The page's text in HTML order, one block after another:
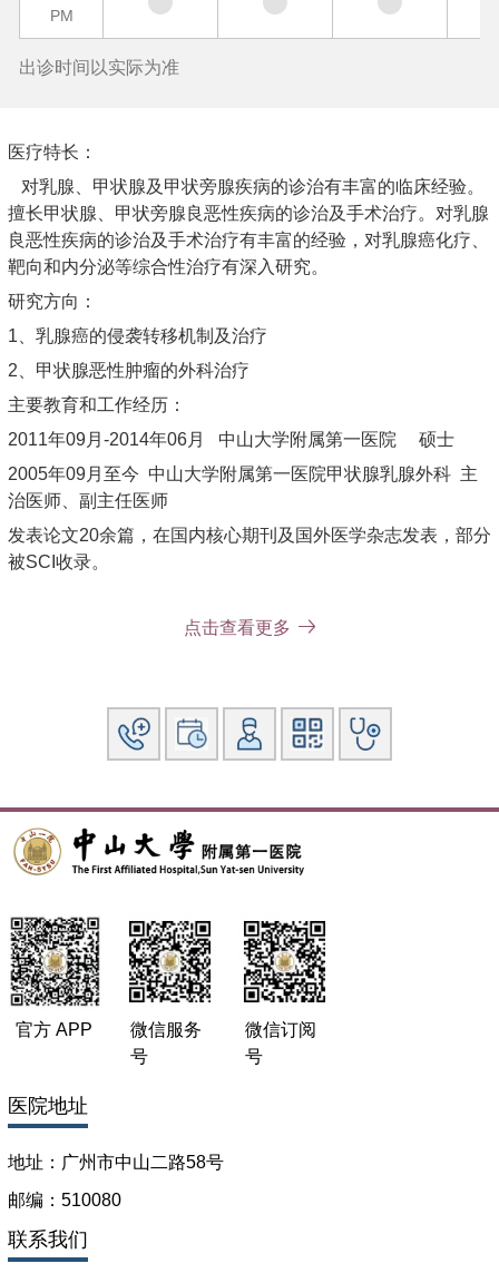
PM
出诊时间以实际为准
医疗特长：
对乳腺、甲状腺及甲状旁腺疾病的诊治有丰富的临床经验。
擅长甲状腺、甲状旁腺良恶性疾病的诊治及手术治疗。对乳腺
良恶性疾病的诊治及手术治疗有丰富的经验，对乳腺癌化疗、
靶向和内分泌等综合性治疗有深入研究。
研究方向：
1、乳腺癌的侵袭转移机制及治疗
2、甲状腺恶性肿瘤的外科治疗
主要教育和工作经历：
2011年09月-2014年06月 中山大学附属第一医院 硕士
2005年09月至今 中山大学附属第一医院甲状腺乳腺外科 主
治医师、副主任医师
发表论文20余篇，在国内核心期刊及国外医学杂志发表，部分
被SCI收录。
点击查看更多
官方 APP
微信服务
号
微信订阅
号
医院地址
地址：广州市中山二路58号
邮编：510080
联系我们